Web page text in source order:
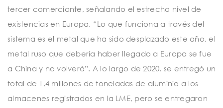
tercer comerciante, señalando el estrecho nivel de
existencias en Europa. “Lo que funciona a través del
sistema es el metal que ha sido desplazado este año, el
metal ruso que debería haber llegado a Europa se fue
a China y no volverá”. A lo largo de 2020, se entregó un
total de 1,4 millones de toneladas de aluminio a los
almacenes registrados en la LME, pero se entregaron